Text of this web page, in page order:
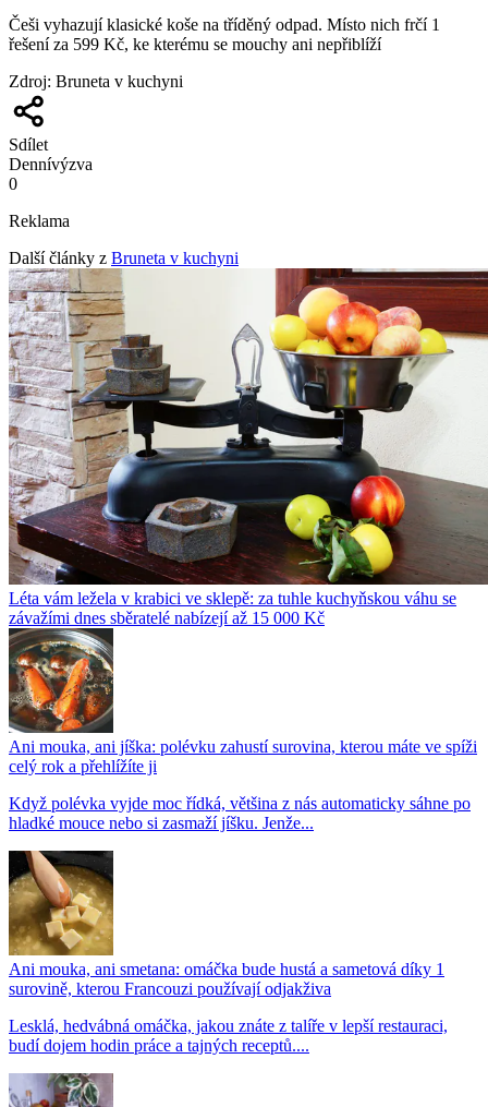
Češi vyhazují klasické koše na tříděný odpad. Místo nich frčí 1
řešení za 599 Kč, ke kterému se mouchy ani nepřiblíží
Zdroj: Bruneta v kuchyni
Sdílet
Dennívýzva
0
Reklama
Další články z Bruneta v kuchyni
Léta vám ležela v krabici ve sklepě: za tuhle kuchyňskou váhu se
závažími dnes sběratelé nabízejí až 15 000 Kč
Ani mouka, ani jíška: polévku zahustí surovina, kterou máte ve spíži
celý rok a přehlížíte ji
Když polévka vyjde moc řídká, většina z nás automaticky sáhne po
hladké mouce nebo si zasmaží jíšku. Jenže...
Ani mouka, ani smetana: omáčka bude hustá a sametová díky 1
surovině, kterou Francouzi používají odjakživa
Lesklá, hedvábná omáčka, jakou znáte z talíře v lepší restauraci,
budí dojem hodin práce a tajných receptů....